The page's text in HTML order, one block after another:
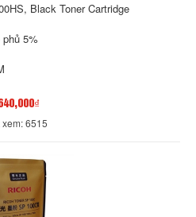
Black Toner Cartridge
5%
xem: 6515